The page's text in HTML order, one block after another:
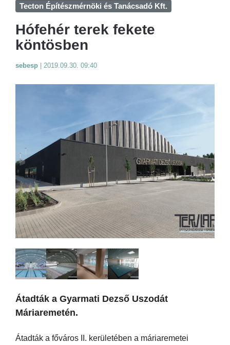
Tecton Építészmérnöki és Tanácsadó Kft.
Hófehér terek fekete
köntösben
sebesp 2019.09.30. 09:40
Átadták a Gyarmati Dezső Uszodát
Máriaremetén.
Átadták a főváros II. kerületében a máriaremetei